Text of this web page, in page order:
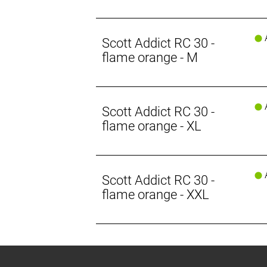
Scott Addict RC 30 -
flame orange - M
Scott Addict RC 30 -
flame orange - XL
Scott Addict RC 30 -
flame orange - XXL